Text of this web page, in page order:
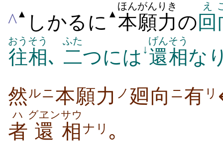
^▲ しかるに ▲ 本願
ほんがん
力
りき
の回
え
往相
おうそう
､ 二
ふた
つには ↓ 還相
げんそう
な
然ルニ本願力 ノ 廻向 ニ有 リ
者
ハ
還
グヱン
相
サウ
ナリ ｡